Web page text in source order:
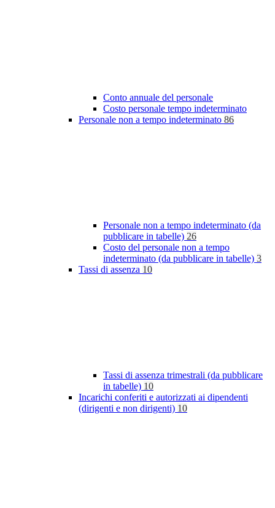
Conto annuale del personale
Costo personale tempo indeterminato
Personale non a tempo indeterminato 86
Personale non a tempo indeterminato (da
pubblicare in tabelle) 26
Costo del personale non a tempo
indeterminato (da pubblicare in tabelle) 3
Tassi di assenza 10
Tassi di assenza trimestrali (da pubblicare
in tabelle) 10
Incarichi conferiti e autorizzati ai dipendenti
(dirigenti e non dirigenti) 10